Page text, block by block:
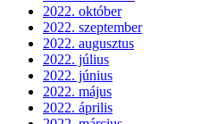
2022. október
2022. szeptember
2022. augusztus
2022. július
2022. június
2022. május
2022. április